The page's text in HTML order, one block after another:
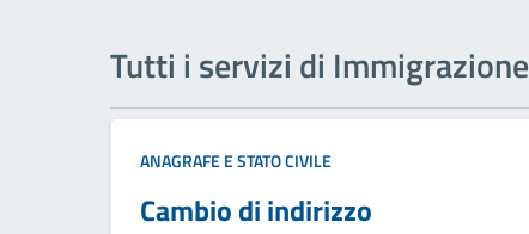
Tutti i servizi di Immigrazione
ANAGRAFE E STATO CIVILE
Cambio di indirizzo